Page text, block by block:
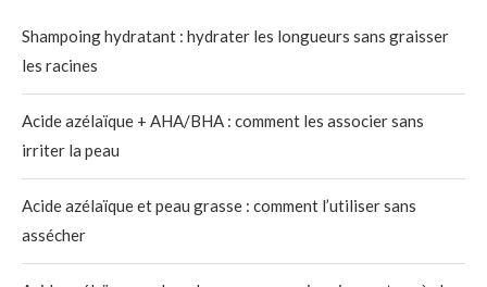
Shampoing hydratant : hydrater les longueurs sans graisser
les racines
Acide azélaïque + AHA/BHA : comment les associer sans
irriter la peau
Acide azélaïque et peau grasse : comment l’utiliser sans
assécher